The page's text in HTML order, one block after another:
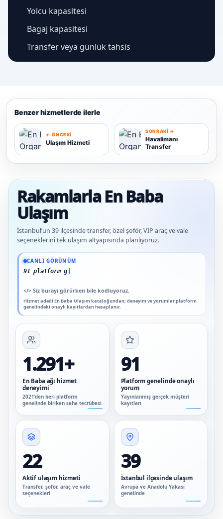
Yolcu kapasitesi
Bagaj kapasitesi
Transfer veya günlük tahsis
Benzer hizmetlerde ilerle
U
← ÖNCEKI
Ulaşım Hizmeti
H
SONRAKI →
Havalimanı
Transfer
Rakamlarla En Baba
Ulaşım
İstanbul’un 39 ilçesinde transfer, özel şoför, VIP araç ve vale
seçeneklerini tek ulaşım altyapısında planlıyoruz.
CANLI GÖRÜNÜM
91 platform genelinde onaylı yorum
</> Siz burayı görürken bile kodluyoruz.
Hizmet adedi En Baba Ulaşım kataloğundan; deneyim ve yorumlar platform
genelindeki onaylı kayıtlardan hesaplanır.
Güncel veriler: 1.291+ En Baba ağı hizmet deneyimi; 91 platform genelinde
1.291+
En Baba ağı hizmet
deneyimi
2021’den beri platform
genelinde biriken saha tecrübesi
91
Platform genelinde onaylı
yorum
Yayınlanmış gerçek müşteri
kayıtları
22
Aktif ulaşım hizmeti
Transfer, şoför, araç ve vale
seçenekleri
39
İstanbul ilçesinde ulaşım
Avrupa ve Anadolu Yakası
genelinde